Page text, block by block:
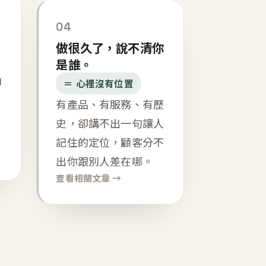
04
做很久了，說不清你
是誰。
＝ 心裡沒有位置
有產品、有服務、有歷
史，卻講不出一句讓人
記住的定位，顧客分不
出你跟別人差在哪。
查看相關文章 →